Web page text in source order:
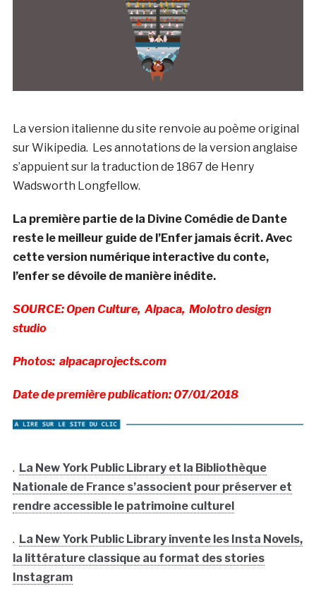
La version italienne du site renvoie au poème original
sur Wikipedia. Les annotations de la version anglaise
s’appuient sur la traduction de 1867 de Henry
Wadsworth Longfellow.
La première partie de la Divine Comédie de Dante
reste le meilleur guide de l’Enfer jamais écrit. Avec
cette version numérique interactive du conte,
l’enfer se dévoile de manière inédite.
SOURCE: Open Culture, Alpaca, Molotro design
studio
Photos: alpacaprojects.com
Date de première publication: 07/01/2018
. La New York Public Library et la Bibliothèque
Nationale de France s’associent pour préserver et
rendre accessible le patrimoine culturel
. La New York Public Library invente les Insta Novels,
la littérature classique au format des stories
Instagram